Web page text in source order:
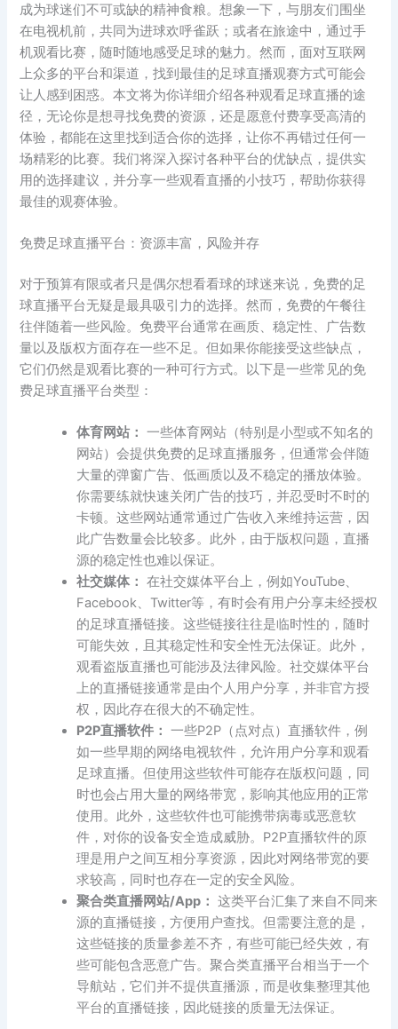
成为球迷们不可或缺的精神食粮。想象一下，与朋友们围坐
在电视机前，共同为进球欢呼雀跃；或者在旅途中，通过手
机观看比赛，随时随地感受足球的魅力。然而，面对互联网
上众多的平台和渠道，找到最佳的足球直播观赛方式可能会
让人感到困惑。本文将为你详细介绍各种观看足球直播的途
径，无论你是想寻找免费的资源，还是愿意付费享受高清的
体验，都能在这里找到适合你的选择，让你不再错过任何一
场精彩的比赛。我们将深入探讨各种平台的优缺点，提供实
用的选择建议，并分享一些观看直播的小技巧，帮助你获得
最佳的观赛体验。
免费足球直播平台：资源丰富，风险并存
对于预算有限或者只是偶尔想看看球的球迷来说，免费的足
球直播平台无疑是最具吸引力的选择。然而，免费的午餐往
往伴随着一些风险。免费平台通常在画质、稳定性、广告数
量以及版权方面存在一些不足。但如果你能接受这些缺点，
它们仍然是观看比赛的一种可行方式。以下是一些常见的免
费足球直播平台类型：
体育网站： 一些体育网站（特别是小型或不知名的
网站）会提供免费的足球直播服务，但通常会伴随
大量的弹窗广告、低画质以及不稳定的播放体验。
你需要练就快速关闭广告的技巧，并忍受时不时的
卡顿。这些网站通常通过广告收入来维持运营，因
此广告数量会比较多。此外，由于版权问题，直播
源的稳定性也难以保证。
社交媒体： 在社交媒体平台上，例如YouTube、
Facebook、Twitter等，有时会有用户分享未经授权
的足球直播链接。这些链接往往是临时性的，随时
可能失效，且其稳定性和安全性无法保证。此外，
观看盗版直播也可能涉及法律风险。社交媒体平台
上的直播链接通常是由个人用户分享，并非官方授
权，因此存在很大的不确定性。
P2P直播软件： 一些P2P（点对点）直播软件，例
如一些早期的网络电视软件，允许用户分享和观看
足球直播。但使用这些软件可能存在版权问题，同
时也会占用大量的网络带宽，影响其他应用的正常
使用。此外，这些软件也可能携带病毒或恶意软
件，对你的设备安全造成威胁。P2P直播软件的原
理是用户之间互相分享资源，因此对网络带宽的要
求较高，同时也存在一定的安全风险。
聚合类直播网站/App： 这类平台汇集了来自不同来
源的直播链接，方便用户查找。但需要注意的是，
这些链接的质量参差不齐，有些可能已经失效，有
些可能包含恶意广告。聚合类直播平台相当于一个
导航站，它们并不提供直播源，而是收集整理其他
平台的直播链接，因此链接的质量无法保证。